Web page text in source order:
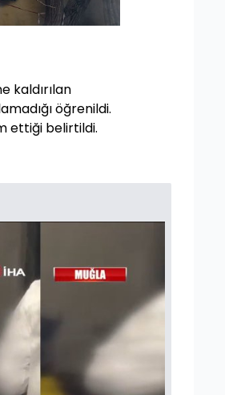
kaldırılan
öğrenildi.
ettiği belirtildi.